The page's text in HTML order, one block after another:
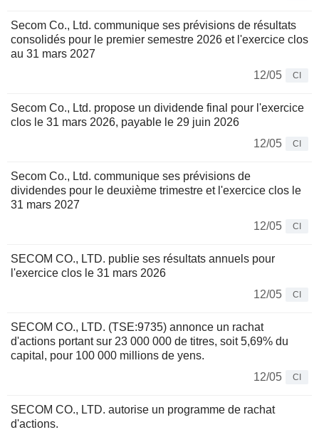
Secom Co., Ltd. communique ses prévisions de résultats
consolidés pour le premier semestre 2026 et l'exercice clos
au 31 mars 2027
12/05
CI
Secom Co., Ltd. propose un dividende final pour l'exercice
clos le 31 mars 2026, payable le 29 juin 2026
12/05
CI
Secom Co., Ltd. communique ses prévisions de
dividendes pour le deuxième trimestre et l'exercice clos le
31 mars 2027
12/05
CI
SECOM CO., LTD. publie ses résultats annuels pour
l'exercice clos le 31 mars 2026
12/05
CI
SECOM CO., LTD. (TSE:9735) annonce un rachat
d'actions portant sur 23 000 000 de titres, soit 5,69% du
capital, pour 100 000 millions de yens.
12/05
CI
SECOM CO., LTD. autorise un programme de rachat
d'actions.